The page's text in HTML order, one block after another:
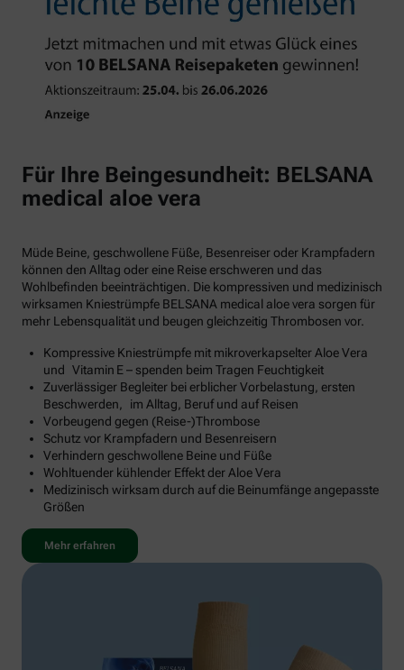
Für Ihre Beingesundheit: BELSANA
medical aloe vera
Müde Beine, geschwollene Füße, Besenreiser oder Krampfadern
können den Alltag oder eine Reise erschweren und das
Wohlbefinden beeinträchtigen. Die kompressiven und medizinisch
wirksamen Kniestrümpfe BELSANA medical aloe vera sorgen für
mehr Lebensqualität und beugen gleichzeitig Thrombosen vor.
Kompressive Kniestrümpfe mit mikroverkapselter Aloe Vera
und Vitamin E – spenden beim Tragen Feuchtigkeit
Zuverlässiger Begleiter bei erblicher Vorbelastung, ersten
Beschwerden, im Alltag, Beruf und auf Reisen
Vorbeugend gegen (Reise-)Thrombose
Schutz vor Krampfadern und Besenreisern
Verhindern geschwollene Beine und Füße
Wohltuender kühlender Effekt der Aloe Vera
Medizinisch wirksam durch auf die Beinumfänge angepasste
Größen
Mehr erfahren